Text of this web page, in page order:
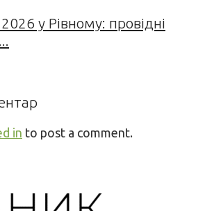
у Рівному: провідні
in to post a comment.